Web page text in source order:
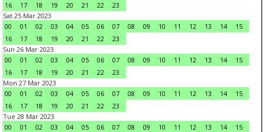
16
17 18 19 20 21 22
23
Sat 25 Mar 2023
00
01 02 03 04 05 06 07 08 09 10 11 12 13 14
15
16
17 18 19 20 21 22
23
Sun 26 Mar 2023
00
01 02 03 04 05 06 07 08 09 10 11 12 13 14
15
16
17 18 19 20 21 22
23
Mon 27 Mar 2023
00
01 02 03 04 05 06 07 08 09 10 11 12 13 14
15
16
17 18 19 20 21 22
23
Tue 28 Mar 2023
00
01 02 03 04 05 06 07 08 09 10 11 12 13 14
15